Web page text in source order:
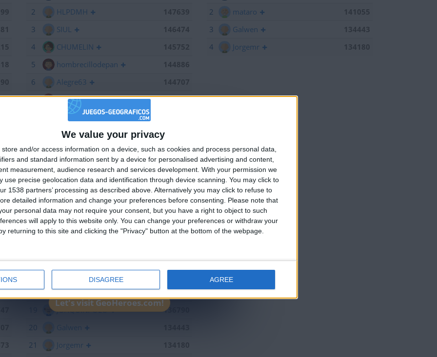
We value your privacy
store and/or access information on a device, such as cookies and process personal data,
and standard information sent by a device for personalised advertising and content,
measurement, audience research and services development. With your permission we
use precise geolocation data and identification through device scanning. You may click to
1538 partners’ processing as described above. Alternatively you may click to refuse to
detailed information and change your preferences before consenting.
Please note that
personal data may not require your consent, but you have a right to object to such
will apply to this website only. You can change your preferences or withdraw your
returning to this site and clicking the "Privacy" button at the bottom of the webpage.
DISAGREE AGREE
2
HLPDMH
3
SIUL
146474
4
CHUMELIN
5
hombrecillodepan
144886
6
Alegre63
7
Bodero
144673
maherlo
karawankenwolf
143161
10
RUYDIAZ
142126
11
albamancha
142124
12
TNT
142101
13
mataro
141055
14
Antares41$
140928
18
teresa urzainki
137308
JOAQUINPOLO
136790
20
Galwen
21
Jorgemr
2
mataro
3
Galwen
134443
4
Jorgemr
🇺🇸 We noticed you’re visiting from
an English-speaking country
Join our American version now and be among
the firsts to submit your score on our
leaderboards!
Let's visit GeoHeroes.com!